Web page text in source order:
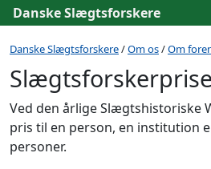
Danske Slægtsforskere
Danske Slægtsforskere/Om os/Om
Ved den årlige Slægtshistoriske
pris til en person, en institution
personer.